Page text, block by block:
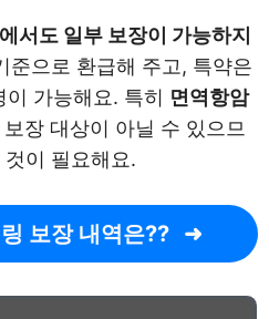
서도 일부 보장이 가능하지
준으로 환급해 주고, 특약은
이 가능해요. 특히 면역항암
장 대상이 아닐 수 있으므
이 필요해요.
보장 내역은??